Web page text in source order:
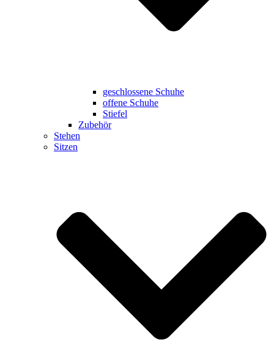
geschlossene Schuhe
offene Schuhe
Stiefel
Zubehör
Stehen
Sitzen